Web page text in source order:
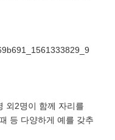
외2명이 함께 자리를
등 다양하게 예를 갖추